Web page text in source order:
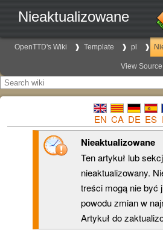
Nieaktualizowane
OpenTTD's Wiki Template pl
View Source
EN CA DE ES
Nieaktualizowane
Ten artykuł lub
nieaktualizowany.
treści mogą nie być
powodu zmian w
Artykuł do